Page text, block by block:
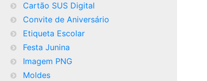
Cartão SUS Digital
Convite de Aniversário
Etiqueta Escolar
Festa Junina
Imagem PNG
Moldes